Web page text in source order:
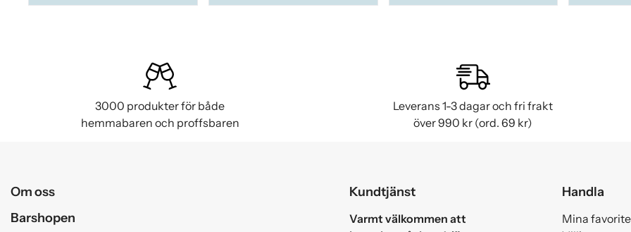
3000 produkter för både
hemmabaren och proffsbaren
Leverans 1-3 dagar och fri frakt
över 990 kr (ord. 69 kr)
Om oss
Barshopen
Kundtjänst
Varmt välkommen att
Handla
Mina